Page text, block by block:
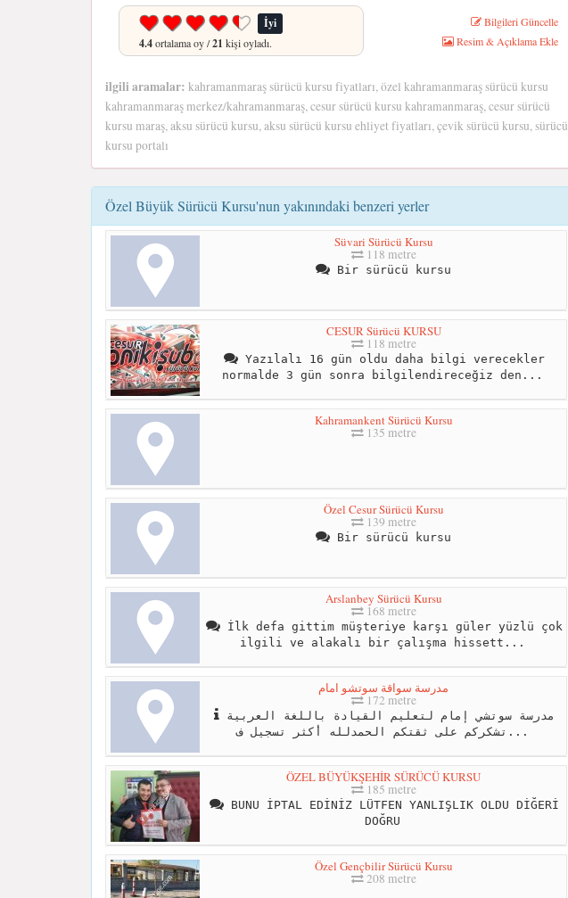
İyi
4.4ortalama oy /21 kişi oyladı.
Bilgileri Güncelle
Resim & Açıklama Ekle
ilgili aramalar: kahramanmaraş sürücü kursu fiyatları, özel kahramanmaraş sürücü kursu
kahramanmaraş merkez/kahramanmaraş, cesur sürücü kursu kahramanmaraş, cesur sürücü
kursu maraş, aksu sürücü kursu, aksu sürücü kursu ehliyet fiyatları, çevik sürücü kursu, sürücü
kursu portalı
Özel Büyük Sürücü Kursu'nun yakınındaki benzeri yerler
Süvari Sürücü Kursu
118 metre
Bir sürücü kursu
CESUR Sürücü KURSU
118 metre
Yazılalı 16 gün oldu daha bilgi verecekler
normalde 3 gün sonra bilgilendireceğiz den...
Kahramankent Sürücü Kursu
135 metre
Özel Cesur Sürücü Kursu
139 metre
Bir sürücü kursu
Arslanbey Sürücü Kursu
168 metre
İlk defa gittim müşteriye karşı güler yüzlü çok
ilgili ve alakalı bir çalışma hissett...
مدرسة سواقة سوتشو امام
172 metre
تشكركم على ثقتكم الحمدلله أكثر تسجيل ف...
ÖZEL BÜYÜKŞEHİR SÜRÜCÜ KURSU
185 metre
BUNU İPTAL EDİNİZ LÜTFEN YANLIŞLIK OLDU DİĞERİ
DOĞRU
Özel Gençbilir Sürücü Kursu
208 metre